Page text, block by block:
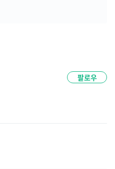
팔로우